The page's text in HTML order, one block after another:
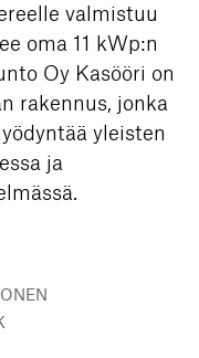
valmistuu
oma 11 kWp:n
Oy Kasööri on
rakennus, jonka
yleisten
ja